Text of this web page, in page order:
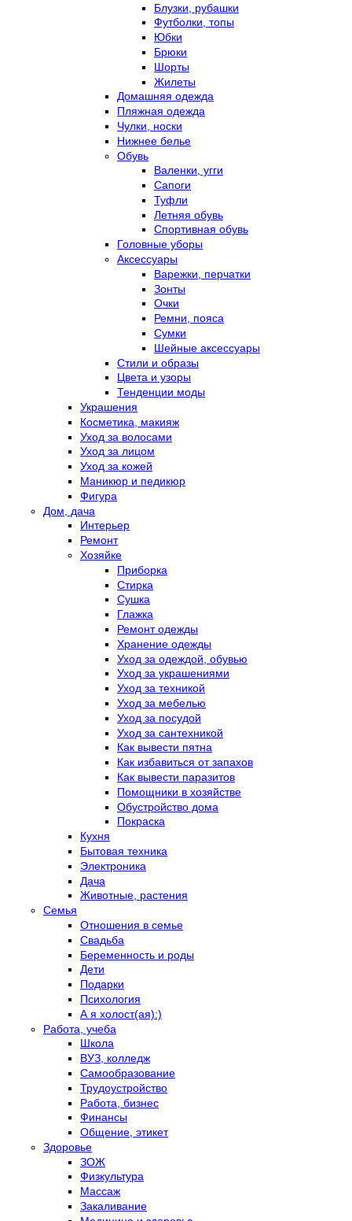
Блузки, рубашки
Футболки, топы
Юбки
Брюки
Шорты
Жилеты
Домашняя одежда
Пляжная одежда
Чулки, носки
Нижнее белье
Обувь
Валенки, угги
Сапоги
Туфли
Летняя обувь
Спортивная обувь
Головные уборы
Аксессуары
Варежки, перчатки
Зонты
Очки
Ремни, пояса
Сумки
Шейные аксессуары
Стили и образы
Цвета и узоры
Тенденции моды
Украшения
Косметика, макияж
Уход за волосами
Уход за лицом
Уход за кожей
Маникюр и педикюр
Фигура
Дом, дача
Интерьер
Ремонт
Хозяйке
Приборка
Стирка
Сушка
Глажка
Ремонт одежды
Хранение одежды
Уход за одеждой, обувью
Уход за украшениями
Уход за техникой
Уход за мебелью
Уход за посудой
Уход за сантехникой
Как вывести пятна
Как избавиться от запахов
Как вывести паразитов
Помощники в хозяйстве
Обустройство дома
Покраска
Кухня
Бытовая техника
Электроника
Дача
Животные, растения
Семья
Отношения в семье
Свадьба
Беременность и роды
Дети
Подарки
Психология
А я холост(ая):)
Работа, учеба
Школа
ВУЗ, колледж
Самообразование
Трудоустройство
Работа, бизнес
Финансы
Общение, этикет
Здоровье
ЗОЖ
Физкультура
Массаж
Закаливание